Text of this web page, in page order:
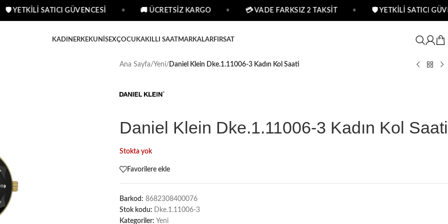
🛡 YETKİLİ SATICI GÜVENCESİ 🚚 ÜCRETSİZ KARGO 💳 VADE FARKSIZ 2 TAKSİT 🛡 YETKİLİ SATICI
KADIN ERKEKUNISEXÇOCUKAKILLI SAATMARKALARFIRSAT
Ana Sayfa/Yeni/ Daniel Klein Dke.1.11006-3 Kadın Kol Saati
Daniel Klein Dke.1.11006-3 Kadın Kol Saati
Stokta yok
Favorilere ekle
Barkod: 8682308400076
Stok kodu: Dke.1.11006-3
Kategoriler: Yeni